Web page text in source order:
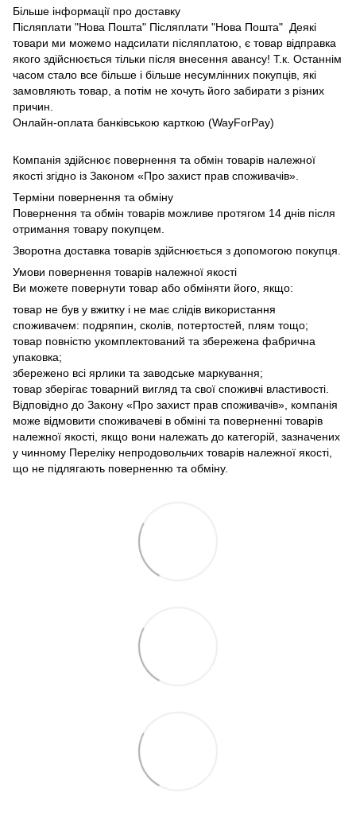
Більше інформації про доставку
Післяплати "Нова Пошта" Післяплати "Нова Пошта" Деякі
товари ми можемо надсилати післяплатою, є товар відправка
якого здійснюється тільки після внесення авансу! Т.к. Останнім
часом стало все більше і більше несумлінних покупців, які
замовляють товар, а потім не хочуть його забирати з різних
причин.
Онлайн-оплата банківською карткою (WayForPay)
Компанія здійснює повернення та обмін товарів належної
якості згідно із Законом «Про захист прав споживачів».
Терміни повернення та обміну
Повернення та обмін товарів можливе протягом 14 днів після
отримання товару покупцем.
Зворотна доставка товарів здійснюється з допомогою покупця.
Умови повернення товарів належної якості
Ви можете повернути товар або обміняти його, якщо:
товар не був у вжитку і не має слідів використання
споживачем: подряпин, сколів, потертостей, плям тощо;
товар повністю укомплектований та збережена фабрична
упаковка;
збережено всі ярлики та заводське маркування;
товар зберігає товарний вигляд та свої споживчі властивості.
Відповідно до Закону «Про захист прав споживачів», компанія
може відмовити споживачеві в обміні та поверненні товарів
належної якості, якщо вони належать до категорій, зазначених
у чинному Переліку непродовольчих товарів належної якості,
що не підлягають поверненню та обміну.